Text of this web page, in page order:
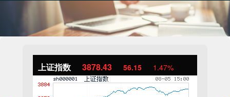
上证指数 3878.43 56.15 1.47%